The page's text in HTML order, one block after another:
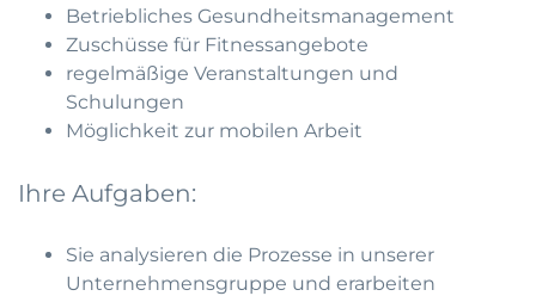
Betriebliches Gesundheitsmanagement
Zuschüsse für Fitnessangebote
regelmäßige Veranstaltungen und
Schulungen
Möglichkeit zur mobilen Arbeit
Ihre Aufgaben:
Sie analysieren die Prozesse in unserer
Unternehmensgruppe und erarbeiten